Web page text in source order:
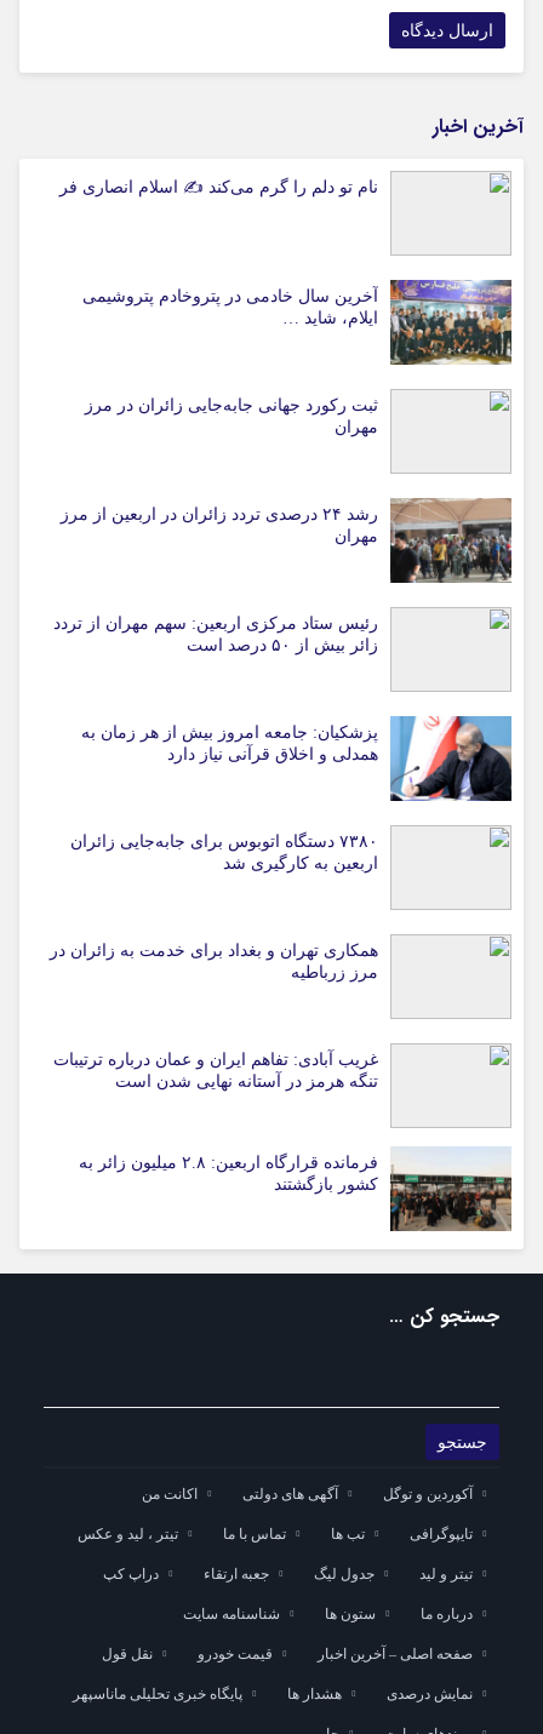
آخرین اخبار
نام تو دلم را گرم می‌کند ✍️ اسلام انصاری فر
آخرین سال خادمی در پتروخادم پتروشیمی
ایلام، شاید …
ثبت رکورد جهانی جابه‌جایی زائران در مرز
مهران
رشد ۲۴ درصدی تردد زائران در اربعین از مرز
مهران
رئیس ستاد مرکزی اربعین: سهم مهران از تردد
زائر بیش از ۵۰ درصد است
پزشکیان: جامعه امروز بیش از هر زمان به
همدلی و اخلاق قرآنی نیاز دارد
۷۳۸۰ دستگاه اتوبوس برای جابه‌جایی زائران
اربعین به‌ کارگیری شد
همکاری تهران و بغداد برای خدمت به زائران در
مرز زرباطیه
غریب آبادی: تفاهم ایران و عمان درباره ترتیبات
تنگه هرمز در آستانه نهایی شدن است
فرمانده قرارگاه اربعین: ۲.۸ میلیون زائر به
کشور بازگشتند
جستجو کن …
آکوردین و توگل آگهی های دولتی اکانت من
تایپوگرافی تب ها تماس با ما تیتر ، لید و عکس
تیتر و لید جدول لیگ جعبه ارتقاء دراپ کپ
درباره ما ستون ها شناسنامه سایت
صفحه اصلی – آخرین اخبار قیمت خودرو نقل قول
نمایش درصدی هشدار ها پایگاه خبری تحلیلی ماناسپهر